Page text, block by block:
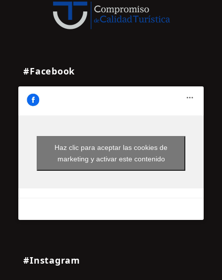
#Facebook
Haz clic para aceptar las cookies de
marketing y activar este contenido
#Instagram